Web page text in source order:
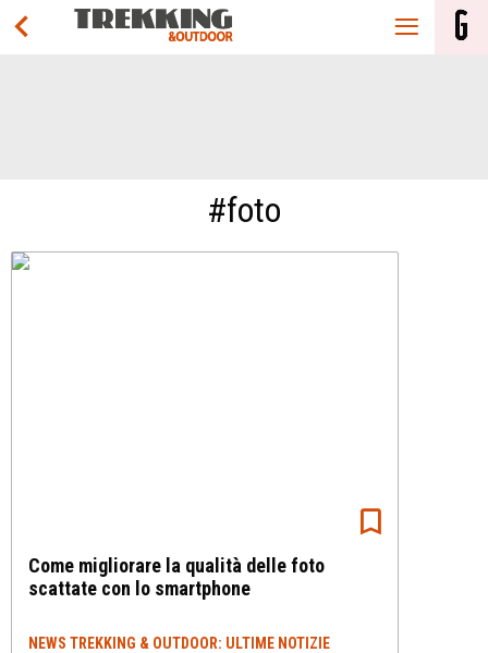
#foto
Come migliorare la qualità delle foto
scattate con lo smartphone
NEWS TREKKING & OUTDOOR: ULTIME NOTIZIE